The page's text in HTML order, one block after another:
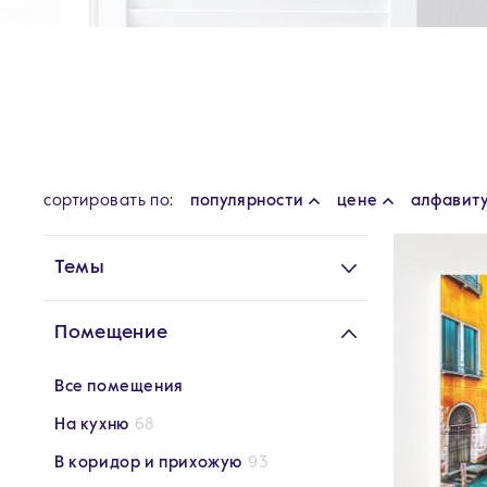
cортировать по: популярности цене
Темы
Помещение
Все помещения
На кухню 68
В коридор и прихожую 93